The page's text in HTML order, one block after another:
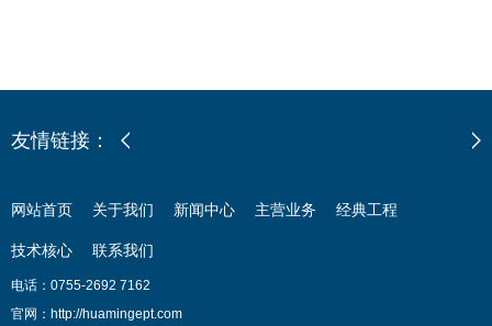
友情链接：
网站首页 关于我们 新闻中心 主营业务 经典工程
技术核心 联系我们
电话：0755-2692 7162
官网：http://huamingept.com